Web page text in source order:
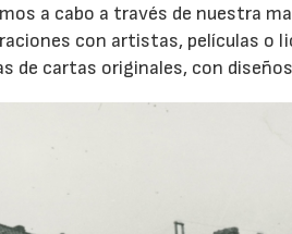
a cabo a través de nuestra
con artistas, películas o
de cartas originales, con